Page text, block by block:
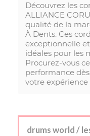
Découvrez les
ALLIANCE
qualité de la
À Dents. Ces
exceptionnelle
idéales pour les
Procurez-vous
performance
votre expérience
drums world /